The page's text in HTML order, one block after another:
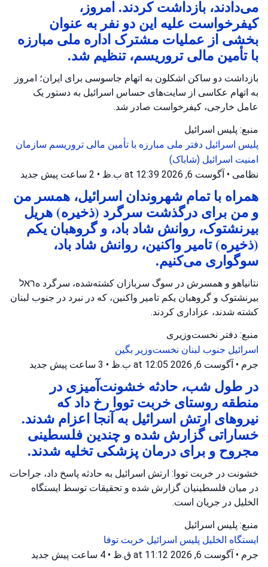
می‌دادند، بازداشت کردند. امروز،
کیفرخواست علیه این دو نفر به عنوان
بخشی از عملیات مشترک اداره ملی مبارزه
با تأمین مالی تروریسم، تنظیم شد.
بازداشت دو ساکن اشکلون به اتهام جاسوسی برای ایران؛ امروز
به اتهام عکاسی از سایت‌های حساس اسرائیل به دستور یک
عامل خارجی، کیفرخواست صادر شد.
منبع: پلیس اسرائیل
پلیس اسرائیل دفتر ملی مبارزه با تأمین مالی تروریسم سازمان
امنیت اسرائیل (شاباک)
نظامی • آگوست 6, 2026 at 12:39 ب.ظ • 2 ساعت پیش جدید
همراه با تمام شهروندان اسرائیل، همسر من
و من برای درگذشت سرگرد (ذخیره) هریل
بیرنشتوک، روانش شاد باد، و گروهبان یکم
(ذخیره) تامیر واکنین، روانش شاد باد،
سوگواری می‌کنیم.
نتانیاهو و همسرش در سوگ سربازان کشته‌شده، سرگرد هראל
بیرنشتوک و گروهبان یکم تامیر واکنین، که در نبرد در جنوب لبنان
کشته شدند، عزاداری کردند.
منبع: دفتر نخست‌وزیری
اسرائیل جنوب لبنان نخست‌وزیر بگین
جرم • آگوست 6, 2026 at 12:05 ب.ظ • 3 ساعت پیش جدید
در طول شب، حادثه خشونت‌آمیزی در
منطقه روستای خربت تووا رخ داد که
نیروهای ارتش اسرائیل به آنجا اعزام شدند.
خساراتی گزارش شده و چندین فلسطینی
مجروح و برای درمان پزشکی تخلیه شدند.
خشونت در خربت تووا: ارتش اسرائیل به حادثه پاسخ داد، جراحات
در میان فلسطینیان گزارش شده و تحقیقات توسط ایستگاه
الخلیل در جریان است.
منبع: پلیس اسرائیل
ایستگاه الخلیل پلیس اسرائیل خربت توفا
جرم • آگوست 6, 2026 at 11:12 ق.ظ • 4 ساعت پیش جدید